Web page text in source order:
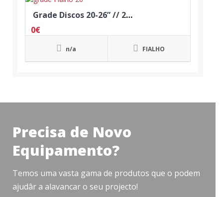
n/a FIALHO
Grade Discos 20-26” // 20 Discos
0€
Precisa de Novo
Equipamento?
Temos uma vasta gama de produtos que o podem
ajudâr a alavancar o seu projecto!